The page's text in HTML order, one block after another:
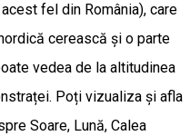
fel din România), care
cerească și o parte
vedea de la altitudinea
Poți vizualiza și afla
Soare, Lună, Calea